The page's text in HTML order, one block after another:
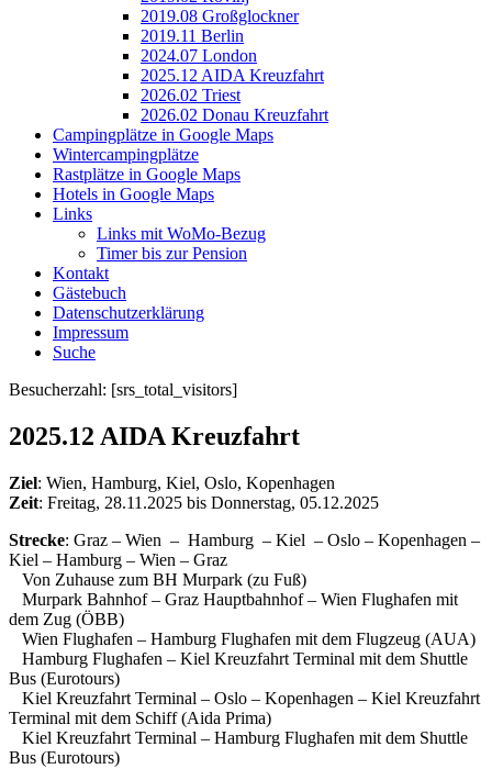
2019.08 Großglockner
2019.11 Berlin
2024.07 London
2025.12 AIDA Kreuzfahrt
2026.02 Triest
2026.02 Donau Kreuzfahrt
Campingplätze in Google Maps
Wintercampingplätze
Rastplätze in Google Maps
Hotels in Google Maps
Links
Links mit WoMo-Bezug
Timer bis zur Pension
Kontakt
Gästebuch
Datenschutzerklärung
Impressum
Suche
Besucherzahl: [srs_total_visitors]
2025.12 AIDA Kreuzfahrt
Ziel: Wien, Hamburg, Kiel, Oslo, Kopenhagen
Zeit: Freitag, 28.11.2025 bis Donnerstag, 05.12.2025
Strecke: Graz – Wien – Hamburg – Kiel – Oslo – Kopenhagen –
Kiel – Hamburg – Wien – Graz
Von Zuhause zum BH Murpark (zu Fuß)
Murpark Bahnhof – Graz Hauptbahnhof – Wien Flughafen mit
dem Zug (ÖBB)
Wien Flughafen – Hamburg Flughafen mit dem Flugzeug (AUA)
Hamburg Flughafen – Kiel Kreuzfahrt Terminal mit dem Shuttle
Bus (Eurotours)
Kiel Kreuzfahrt Terminal – Oslo – Kopenhagen – Kiel Kreuzfahrt
Terminal mit dem Schiff (Aida Prima)
Kiel Kreuzfahrt Terminal – Hamburg Flughafen mit dem Shuttle
Bus (Eurotours)